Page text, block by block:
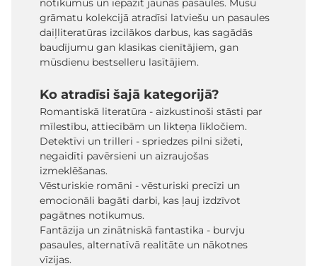
notikumus un iepazīt jaunas pasaules. Mūsu
grāmatu kolekcijā atradīsi latviešu un pasaules
daiļliteratūras izcilākos darbus, kas sagādās
baudījumu gan klasikas cienītājiem, gan
mūsdienu bestselleru lasītājiem.
Ko atradīsi šajā kategorijā?
Romantiskā literatūra - aizkustinoši stāsti par
mīlestību, attiecībām un likteņa līkločiem.
Detektīvi un trilleri - spriedzes pilni sižeti,
negaidīti pavērsieni un aizraujošas
izmeklēšanas.
Vēsturiskie romāni - vēsturiski precīzi un
emocionāli bagāti darbi, kas ļauj izdzīvot
pagātnes notikumus.
Fantāzija un zinātniskā fantastika - burvju
pasaules, alternatīvā realitāte un nākotnes
vīzijas.